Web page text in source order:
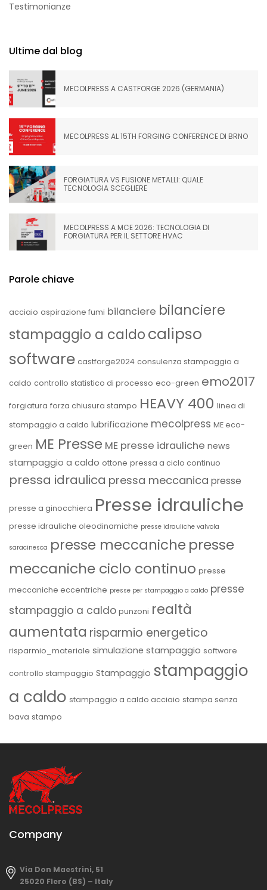
Testimonianze
Ultime dal blog
MECOLPRESS A CASTFORGE 2026 (GERMANIA)
MECOLPRESS AL 15TH FORGING CONFERENCE DI BRNO
FORGIATURA VS FUSIONE METALLI: QUALE
TECNOLOGIA SCEGLIERE
MECOLPRESS A MCE 2026: TECNOLOGIA DI
FORGIATURA PER IL SETTORE HVAC
Parole chiave
acciaio aspirazione fumi bilanciere bilanciere
stampaggio a caldocalipso
software castforge2024 consulenza stampaggio a
caldo controllo statistico di processo eco-green emo2017
forgiatura forza chiusura stampo HEAVY 400 linea di
stampaggio a caldo lubrificazione mecolpress ME eco-
green ME Presse ME presse idrauliche news
stampaggio a caldo ottone pressa a ciclo continuo
pressa idraulica pressa meccanica presse
presse a ginocchiera Presse idrauliche
presse idrauliche oleodinamiche presse idrauliche valvola
saracinesca presse meccaniche presse
meccaniche ciclo continuo presse
meccaniche eccentriche presse per stampaggio a caldo presse
stampaggio a caldo punzoni realtà
aumentata risparmio energetico
risparmio_materiale simulazione stampaggio software
controllo stampaggio Stampaggio stampaggio
a caldo stampaggio a caldo acciaio stampa senza
bava stampo
Company
Via Don Maestrini, 51
25020 Flero (BS) – Italy